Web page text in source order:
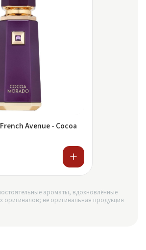
Avenue - Cocoa
ароматы, вдохновлённые
оригиналов; не оригинальная продукция